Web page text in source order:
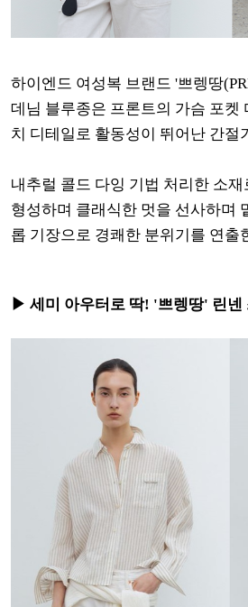
하이엔드 여성복 브랜드 '쁘렝땅
데님 블루종은 프론트의 가슴 포켓
치 디테일로 활동성이 뛰어난 간절
내추럴 콜드 다잉 기법 처리한 소
형성하며 클래식한 멋을 선사하며
롭 기장으로 경쾌한 분위기를 연출
▶ 세미 아우터로 딱! '쁘렝땅' 린넨